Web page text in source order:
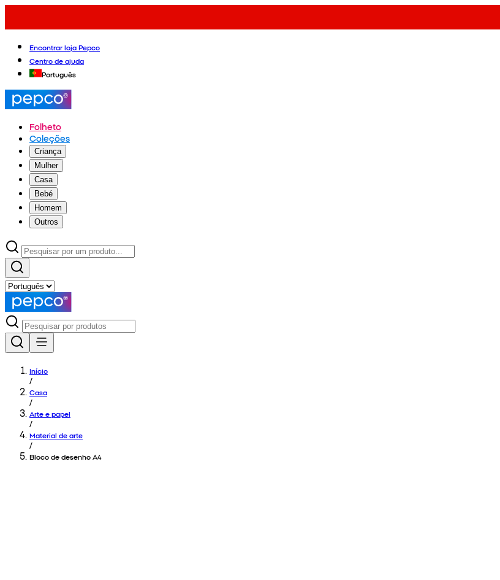
Encontrar loja Pepco
Centro de ajuda
Português
Folheto
Coleções
Criança
Mulher
Casa
Bebé
Homem
Outros
Início
/
Casa
/
Arte e papel
/
Material de arte
/
Bloco de desenho A4